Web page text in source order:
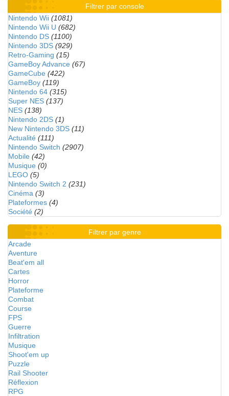
Filtrer par console
Nintendo Wii (1081)
Nintendo Wii U (682)
Nintendo DS (1100)
Nintendo 3DS (929)
Retro-Gaming (15)
GameBoy Advance (67)
GameCube (422)
GameBoy (119)
Nintendo 64 (315)
Super NES (137)
NES (138)
Nintendo 2DS (1)
New Nintendo 3DS (11)
Actualité (111)
Nintendo Switch (2907)
Mobile (42)
Musique (0)
LEGO (5)
Nintendo Switch 2 (231)
Cinéma (3)
Plateformes (4)
Société (2)
Filtrer par genre
Arcade
Aventure
Beat'em all
Cartes
Horror
Plateforme
Combat
Course
FPS
Guerre
Infiltration
Musique
Shoot'em up
Puzzle
Rail Shooter
Réflexion
RPG